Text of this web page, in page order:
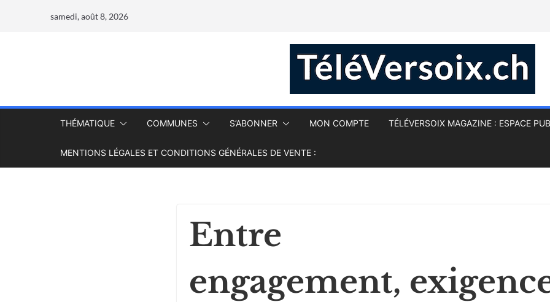
samedi, août 8, 2026
THÉMATIQUE COMMUNES S’ABONNER MON COMPTE TÉLÉVERSOIX MAGAZINE : ESPACE
MENTIONS LÉGALES ET CONDITIONS GÉNÉRALES DE VENTE :
Entre
engagement,